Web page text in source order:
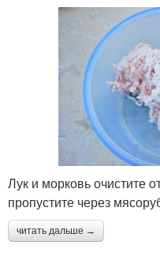
Лук и морковь очистите
пропустите через
читать дальше →